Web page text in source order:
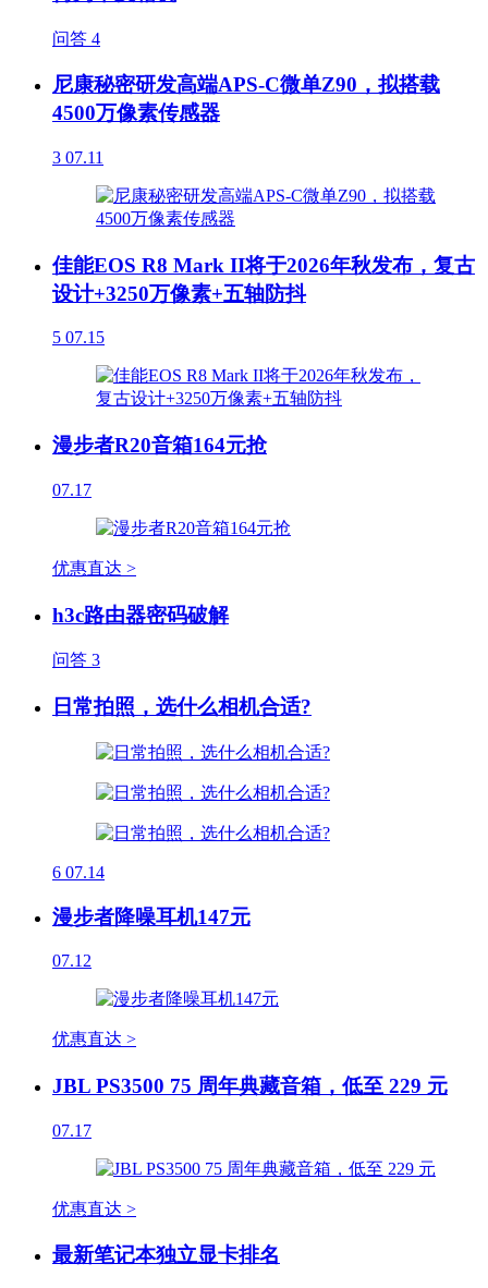
问答 4
尼康秘密研发高端APS-C微单Z90，拟搭载
4500万像素传感器
3 07.11
佳能EOS R8 Mark II将于2026年秋发布，复古
设计+3250万像素+五轴防抖
5 07.15
漫步者R20音箱164元抢
07.17
优惠直达 >
h3c路由器密码破解
问答 3
日常拍照，选什么相机合适?
6 07.14
漫步者降噪耳机147元
07.12
优惠直达 >
JBL PS3500 75 周年典藏音箱，低至 229 元
07.17
优惠直达 >
最新笔记本独立显卡排名